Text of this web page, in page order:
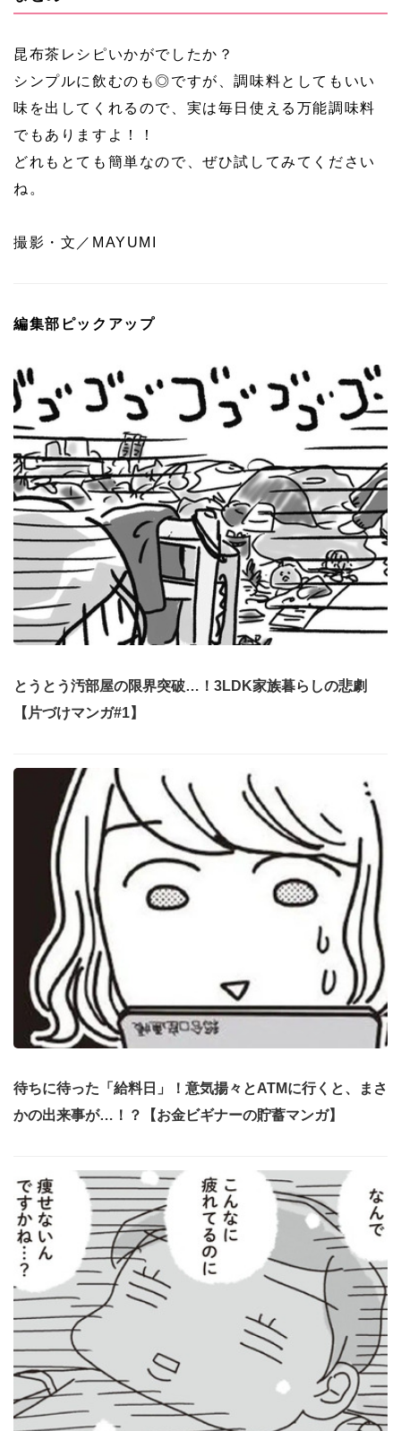
昆布茶レシピいかがでしたか？
シンプルに飲むのも◎ですが、調味料としてもいい
味を出してくれるので、実は毎日使える万能調味料
でもありますよ！！
どれもとても簡単なので、ぜひ試してみてください
ね。
撮影・文／MAYUMI
編集部ピックアップ
とうとう汚部屋の限界突破…！3LDK家族暮らしの悲劇
【片づけマンガ#1】
待ちに待った「給料日」！意気揚々とATMに行くと、まさ
かの出来事が…！？【お金ビギナーの貯蓄マンガ】